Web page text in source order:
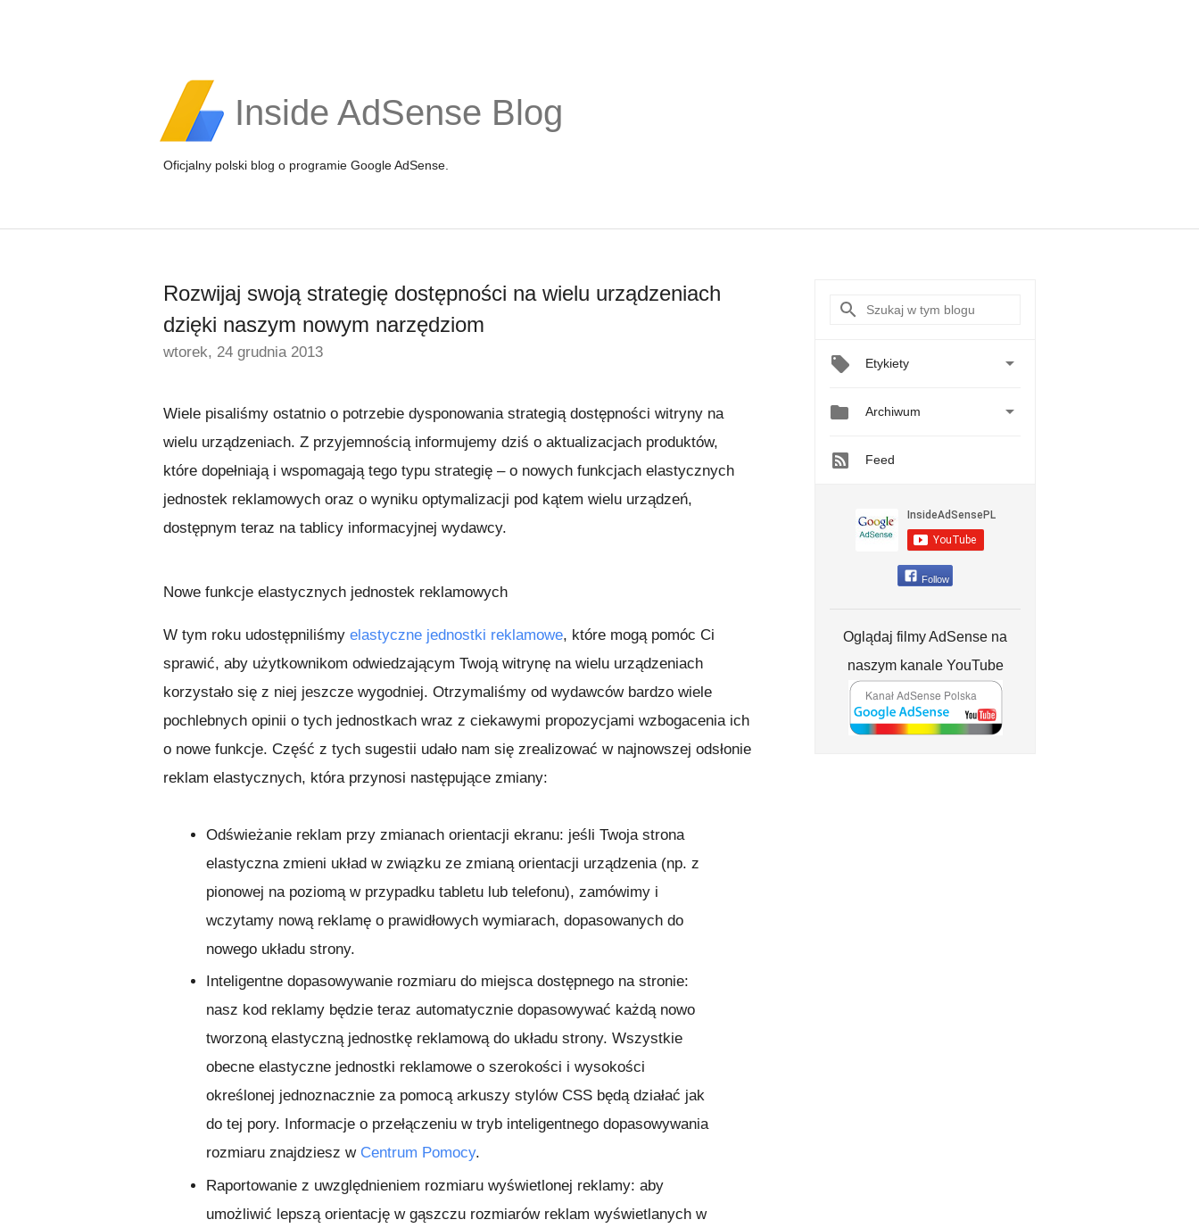
Inside AdSense Blog
Oficjalny polski blog o programie Google AdSense.
Rozwijaj swoją strategię dostępności na wielu urządzeniach
dzięki naszym nowym narzędziom
wtorek, 24 grudnia 2013
Wiele pisaliśmy ostatnio o potrzebie dysponowania strategią dostępności witryny na
wielu urządzeniach. Z przyjemnością informujemy dziś o aktualizacjach produktów,
które dopełniają i wspomagają tego typu strategię – o nowych funkcjach elastycznych
jednostek reklamowych oraz o wyniku optymalizacji pod kątem wielu urządzeń,
dostępnym teraz na tablicy informacyjnej wydawcy.
Nowe funkcje elastycznych jednostek reklamowych
W tym roku udostępniliśmy elastyczne jednostki reklamowe, które mogą pomóc Ci
sprawić, aby użytkownikom odwiedzającym Twoją witrynę na wielu urządzeniach
korzystało się z niej jeszcze wygodniej. Otrzymaliśmy od wydawców bardzo wiele
pochlebnych opinii o tych jednostkach wraz z ciekawymi propozycjami wzbogacenia ich
o nowe funkcje. Część z tych sugestii udało nam się zrealizować w najnowszej odsłonie
reklam elastycznych, która przynosi następujące zmiany:
Odświeżanie reklam przy zmianach orientacji ekranu: jeśli Twoja strona
elastyczna zmieni układ w związku ze zmianą orientacji urządzenia (np. z
pionowej na poziomą w przypadku tabletu lub telefonu), zamówimy i
wczytamy nową reklamę o prawidłowych wymiarach, dopasowanych do
nowego układu strony.
Inteligentne dopasowywanie rozmiaru do miejsca dostępnego na stronie:
nasz kod reklamy będzie teraz automatycznie dopasowywać każdą nowo
tworzoną elastyczną jednostkę reklamową do układu strony. Wszystkie
obecne elastyczne jednostki reklamowe o szerokości i wysokości
określonej jednoznacznie za pomocą arkuszy stylów CSS będą działać jak
do tej pory. Informacje o przełączeniu w tryb inteligentnego dopasowywania
rozmiaru znajdziesz w Centrum Pomocy.
Raportowanie z uwzględnieniem rozmiaru wyświetlonej reklamy: aby
umożliwić lepszą orientację w gąszczu rozmiarów reklam wyświetlanych w
Etykiety 
 Archiwum 
Feed
Follow
Oglądaj filmy AdSense na
naszym kanale YouTube